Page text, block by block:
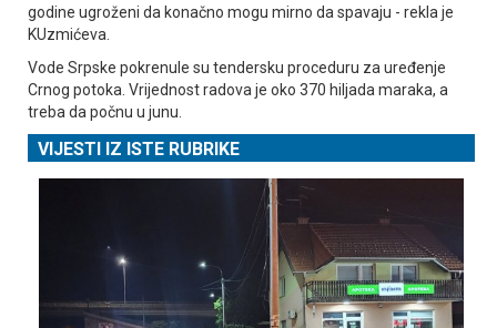
godine ugroženi da konačno mogu mirno da spavaju - rekla je
KUzmićeva.
Vode Srpske pokrenule su tendersku proceduru za uređenje
Crnog potoka. Vrijednost radova je oko 370 hiljada maraka, a
treba da počnu u junu.
VIJESTI IZ ISTE RUBRIKE